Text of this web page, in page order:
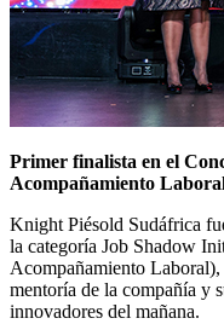
Primer finalista en el
Acompañamiento
Knight Piésold Sudáfrica
la categoría Job Shadow
Acompañamiento
mentoría de la compañía y
innovadores del mañana.